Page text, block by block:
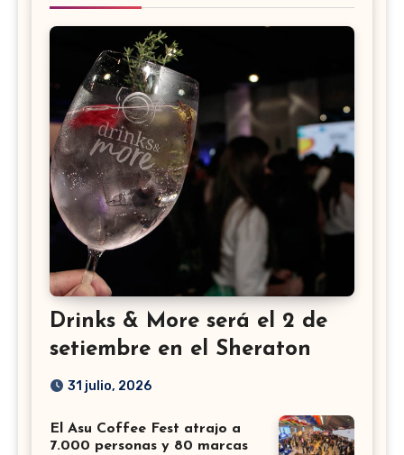
Drinks & More será el 2 de
setiembre en el Sheraton
31 julio, 2026
El Asu Coffee Fest atrajo a
7.000 personas y 80 marcas